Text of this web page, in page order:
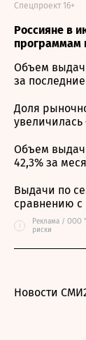
Россияне в
программам
Спецпроект 16+
Объем выдач
за
Доля
Объем
42,3% за
Выдачи по
сравнению
i
Реклама / ООО
риски
Новости